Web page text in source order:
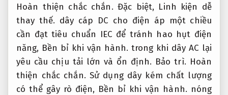
Hoàn thiện chắc chắn. Đặc biệt, Linh kiện dễ
thay thế. dây cáp DC cho điện áp một chiều
cần đạt tiêu chuẩn IEC để tránh hao hụt điện
năng, Bền bỉ khi vận hành. trong khi dây AC lại
yêu cầu chịu tải lớn và ổn định. Bảo trì. Hoàn
thiện chắc chắn. Sử dụng dây kém chất lượng
có thể gây rò điện, Bền bỉ khi vận hành. nóng